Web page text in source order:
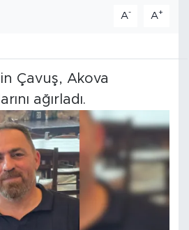
A- A+
Çavuş, Akova
ağırladı.